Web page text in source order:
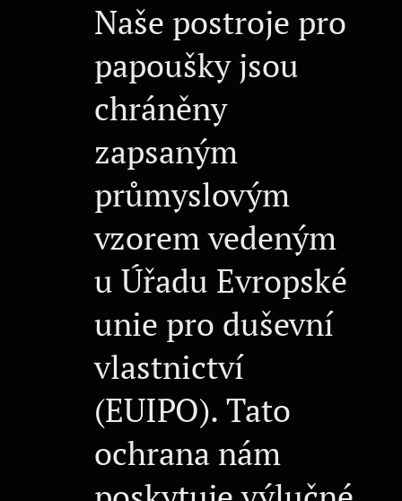
Naše postroje pro
papoušky jsou
chráněny
zapsaným
průmyslovým
vzorem vedeným
u Úřadu Evropské
unie pro duševní
vlastnictví
(EUIPO). Tato
ochrana nám